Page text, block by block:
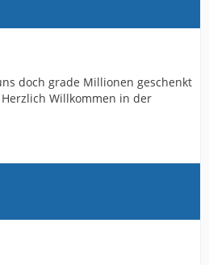
doch grade Millionen geschenkt
Willkommen in der